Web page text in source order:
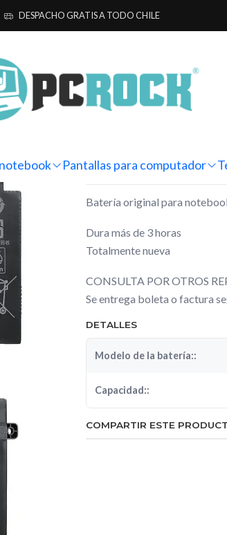
Pantallas para computador
DESPACHO GRATIS A TODO CHILE
Asus Batería Original Notebook Asus
Batería
Gaming
DESCRIPCIÓN
Batería original para
Dura más de 3 horas
Totalmente nueva
CONSULTA POR OTROS
Se entrega boleta o factura
DETALLES
Modelo de la batería::
Capacidad::
COMPARTIR ESTE